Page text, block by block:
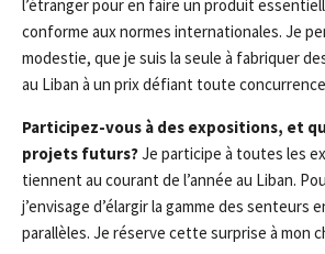
l’étranger pour en faire un produit
conforme aux normes internationales. Je
modestie, que je suis la seule à fabriquer
au Liban à un prix défiant toute
Participez-vous à des expositions, et
projets futurs?Je participe à toutes les
tiennent au courant de l’année au Liban.
j’envisage d’élargir la gamme des senteurs
parallèles. Je réserve cette surprise à mon